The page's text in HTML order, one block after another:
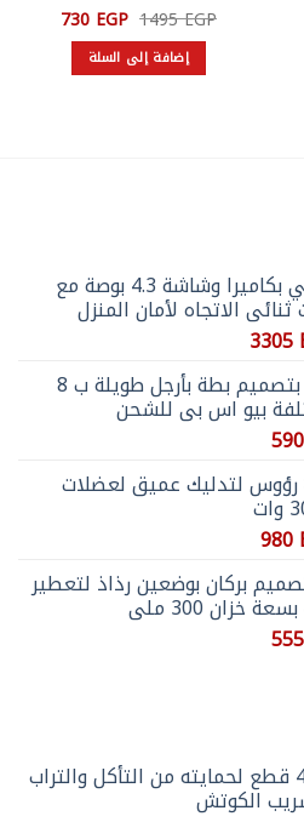
1495EGP السعر
الأصلي
هو:
1495 EGP.
730EGP السعر
الحالي
هو: إضافة إلى السلة
جرس باب لاسلكي بكاميرا وشاشة 4.3 بوصة مع
الاتجاه لأمان المنزل
السعر
هو:
3305 EGP.
وناسة سيليكون بتصميم بطة بأرجل طويلة ب 8
بيو اس بي للشحن
السعر
هو:
590 EGP.
مساج ب 8 رؤوس لتدليك عميق لعضلات
السعر
هو:
980 EGP.
بركان بوضعين رذاذ لتعطير
خزان 300 ملي
السعر
بلف سيارة 4 قطع لحمايته من التأكل والتراب
الكوتش